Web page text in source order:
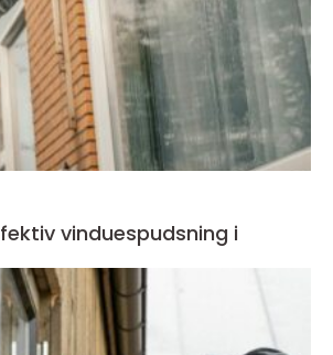
vinduespudsning i